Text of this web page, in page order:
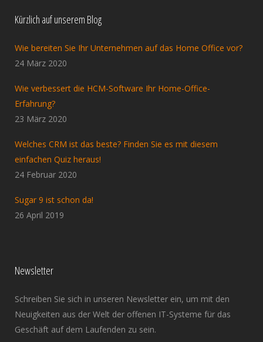
Kürzlich auf unserem Blog
Wie bereiten Sie Ihr Unternehmen auf das Home Office vor?
24 März 2020
Wie verbessert die HCM-Software Ihr Home-Office-
Erfahrung?
23 März 2020
Welches CRM ist das beste? Finden Sie es mit diesem
einfachen Quiz heraus!
24 Februar 2020
Sugar 9 ist schon da!
26 April 2019
Newsletter
Schreiben Sie sich in unseren Newsletter ein, um mit den
Neuigkeiten aus der Welt der offenen IT-Systeme für das
Geschäft auf dem Laufenden zu sein.